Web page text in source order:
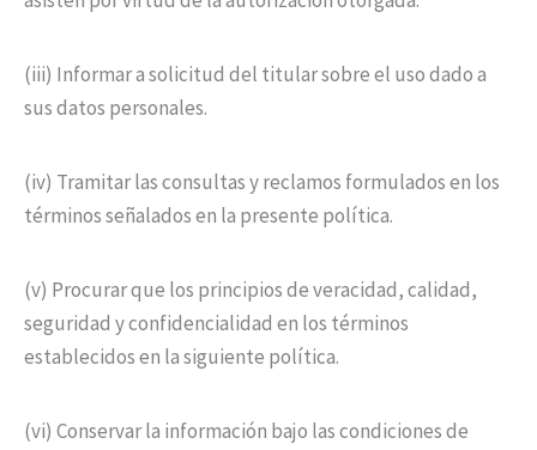
(iii) Informar a solicitud del titular sobre el uso dado a
sus datos personales.
(iv) Tramitar las consultas y reclamos formulados en los
términos señalados en la presente política.
(v) Procurar que los principios de veracidad, calidad,
seguridad y confidencialidad en los términos
establecidos en la siguiente política.
(vi) Conservar la información bajo las condiciones de